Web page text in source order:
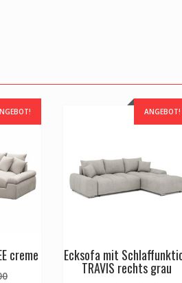
creme
Ursprünglicher
ANGEBOT!
Ecksofa mit
TRAVIS rechts grau